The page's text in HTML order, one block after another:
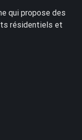
qui propose des
résidentiels et